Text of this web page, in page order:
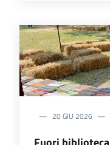
20 GIU 2026